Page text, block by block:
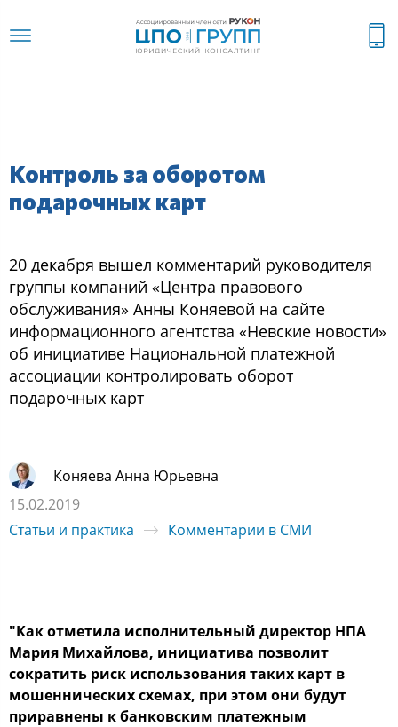
Контроль за оборотом
подарочных карт
20 декабря вышел комментарий руководителя
группы компаний «Центра правового
обслуживания» Анны Коняевой на сайте
информационного агентства «Невские новости»
об инициативе Национальной платежной
ассоциации контролировать оборот
подарочных карт
Коняева Анна Юрьевна
15.02.2019
Статьи и практика
Комментарии в СМИ
"Как отметила исполнительный директор НПА
Мария Михайлова, инициатива позволит
сократить риск использования таких карт в
мошеннических схемах, при этом они будут
приравнены к банковским платежным